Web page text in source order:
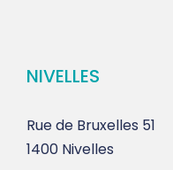
NIVELLES
Rue de Bruxelles 51
1400 Nivelles